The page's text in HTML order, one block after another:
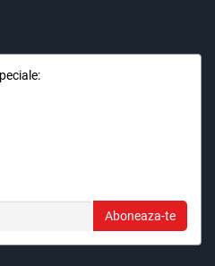
Aboneaza-te